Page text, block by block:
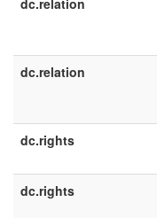
dc.relation
dc.relation
dc.rights
dc.rights